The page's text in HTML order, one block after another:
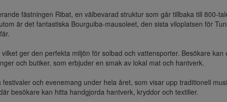
fästningen Ribat, en välbevarad struktur som går tillbaka till 800-
är det fantastiska Bourguiba-mausoleet, den sista viloplatsen för
ger den perfekta miljön för solbad och vattensporter. Besökare
och butiker, som erbjuder en smak av lokal mat och hantverk.
och evenemang under hela året, som visar upp traditionell
besökare kan hitta handgjorda hantverk, kryddor och textilier.